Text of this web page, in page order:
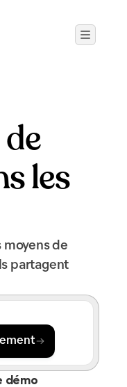
les
moyens de
partagent
démo